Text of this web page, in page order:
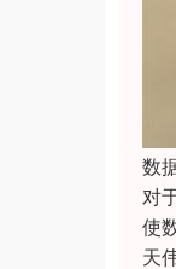
数
对
使
天